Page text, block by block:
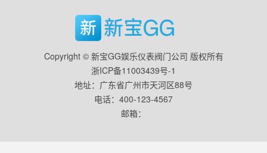
Copyright © 新宝GG娱乐仪表阀门公司 版权所有
浙ICP备11003439号-1
地址：广东省广州市天河区88号
电话：400-123-4567
邮箱：